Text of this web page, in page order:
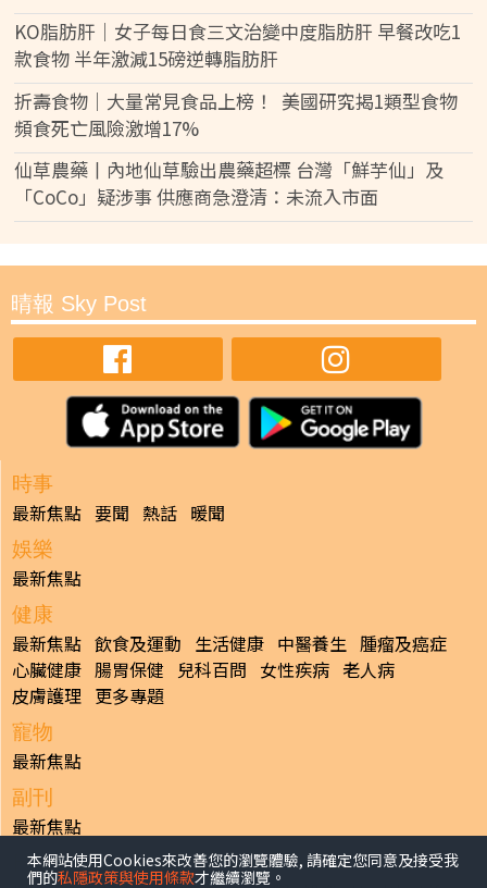
KO脂肪肝｜女子每日食三文治變中度脂肪肝 早餐改吃1
款食物 半年激減15磅逆轉脂肪肝
折壽食物｜大量常見食品上榜！ 美國研究揭1類型食物
頻食死亡風險激增17%
仙草農藥丨內地仙草驗出農藥超標 台灣「鮮芋仙」及
「CoCo」疑涉事 供應商急澄清：未流入市面
晴報 Sky Post
時事
最新焦點 要聞 熱話 暖聞
娛樂
最新焦點
健康
最新焦點 飲食及運動 生活健康 中醫養生 腫瘤及癌症
心臟健康 腸胃保健 兒科百問 女性疾病 老人病
皮膚護理 更多專題
寵物
最新焦點
副刊
最新焦點
日報
本網站使用Cookies來改善您的瀏覽體驗, 請確定您同意及接受我
們的私隱政策與使用條款才繼續瀏覽。